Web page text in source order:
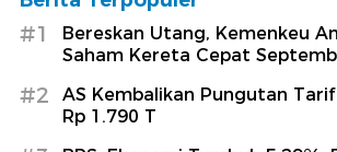
#1
Bereskan Utang, Kemenkeu
Saham Kereta Cepat
#2
AS Kembalikan Pungutan
Rp 1.790 T